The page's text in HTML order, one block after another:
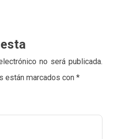
no será publicada.
están marcados con *